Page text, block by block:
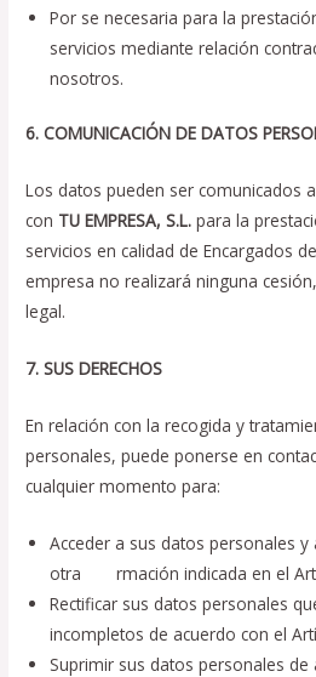
Por se necesaria para la
servicios mediante relación
nosotros.
6. COMUNICACIÓN DE DATOS
Los datos pueden ser comunicados
con TU EMPRESA, S.L. para la
servicios en calidad de Encargados
empresa no realizará ninguna
legal.
7. SUS DERECHOS
En relación con la recogida y
personales, puede ponerse en
cualquier momento para:
Acceder a sus datos personales y
otra
información indicada en el
Rectificar sus datos personales
incompletos de acuerdo con el
Suprimir sus datos personales